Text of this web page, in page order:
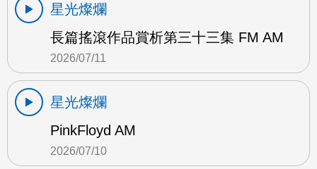
星光燦爛
長篇搖滾作品賞析第三十三集 FM AM
2026/07/11
星光燦爛
PinkFloyd AM
2026/07/10